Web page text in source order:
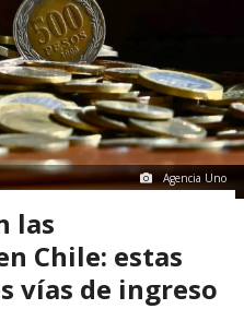
Agencia Uno
las
Chile: estas
vías de ingreso